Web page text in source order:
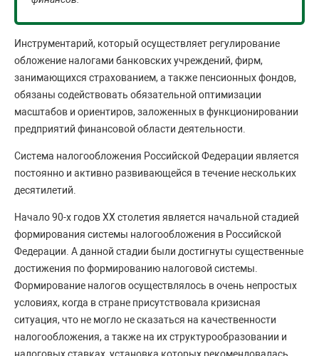
Инструментарий, который осуществляет регулирование
обложение налогами банковских учреждений, фирм,
занимающихся страхованием, а также пенсионных фондов,
обязаны содействовать обязательной оптимизации
масштабов и ориентиров, заложенных в функционировании
предприятий финансовой области деятельности.
Система налогообложения Российской Федерации является
постоянно и активно развивающейся в течение нескольких
десятилетий.
Начало 90-х годов XX столетия является начальной стадией
формирования системы налогообложения в Российской
Федерации. А данной стадии были достигнуты существенные
достижения по формированию налоговой системы.
Формирование налогов осуществлялось в очень непростых
условиях, когда в стране присутствовала кризисная
ситуация, что не могло не сказаться на качественности
налогообложения, а также на их структурообразовании и